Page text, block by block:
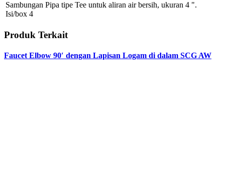
Sambungan Pipa tipe Tee untuk aliran air bersih, ukuran 4 ".
Isi/box 4
Produk Terkait
Faucet Elbow 90′ dengan Lapisan Logam di dalam SCG AW